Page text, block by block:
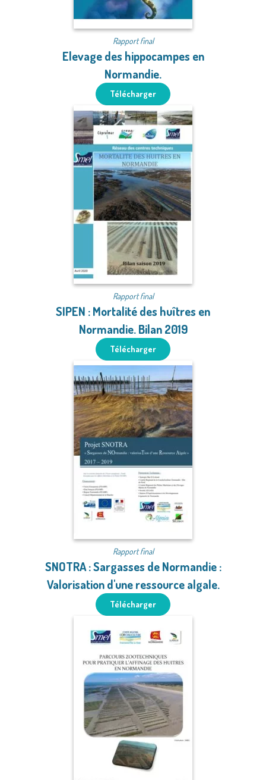
Rapport final
Elevage des hippocampes en
Normandie.
Télécharger
Rapport final
SIPEN : Mortalité des huîtres en
Normandie. Bilan 2019
Télécharger
Rapport final
SNOTRA : Sargasses de Normandie :
Valorisation d'une ressource algale.
Télécharger